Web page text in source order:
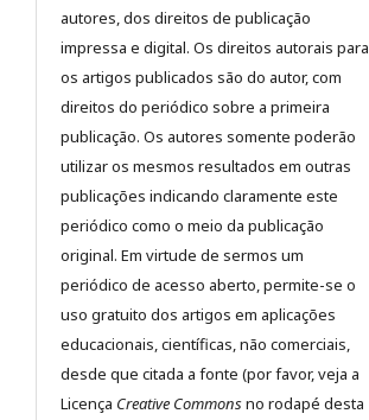
autores, dos direitos de publicação
impressa e digital. Os direitos autorais para
os artigos publicados são do autor, com
direitos do periódico sobre a primeira
publicação. Os autores somente poderão
utilizar os mesmos resultados em outras
publicações indicando claramente este
periódico como o meio da publicação
original. Em virtude de sermos um
periódico de acesso aberto, permite-se o
uso gratuito dos artigos em aplicações
educacionais, científicas, não comerciais,
desde que citada a fonte (por favor, veja a
Licença Creative Commonsno rodapé desta